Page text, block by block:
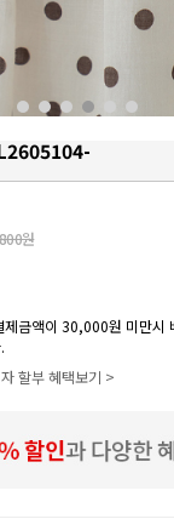
원
제금액이 30,000원 미만시
할부 혜택보기 >